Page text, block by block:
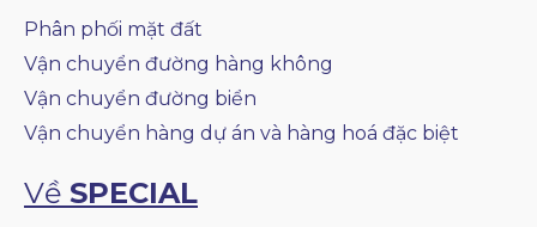
Phân phối mặt đất
Vận chuyển đường hàng không
Vận chuyển đường biển
Vận chuyển hàng dự án và hàng hoá đặc biệt
Về SPECIAL